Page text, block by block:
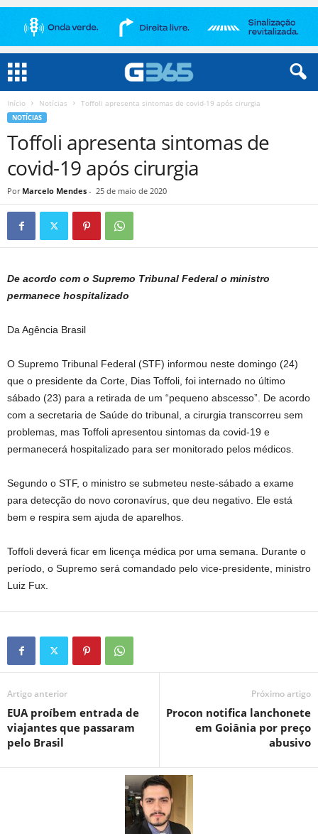
Início Notícias Toffoli apresenta sintomas de covid-19 após cirurgia
NOTÍCIAS
Toffoli apresenta sintomas de
covid-19 após cirurgia
Por Marcelo Mendes - 25 de maio de 2020
De acordo com o Supremo Tribunal Federal o ministro
permanece hospitalizado
Da Agência Brasil
O Supremo Tribunal Federal (STF) informou neste domingo (24)
que o presidente da Corte, Dias Toffoli, foi internado no último
sábado (23) para a retirada de um “pequeno abscesso”. De acordo
com a secretaria de Saúde do tribunal, a cirurgia transcorreu sem
problemas, mas Toffoli apresentou sintomas da covid-19 e
permanecerá hospitalizado para ser monitorado pelos médicos.
Segundo o STF, o ministro se submeteu neste-sábado a exame
para detecção do novo coronavírus, que deu negativo. Ele está
bem e respira sem ajuda de aparelhos.
Toffoli deverá ficar em licença médica por uma semana. Durante o
período, o Supremo será comandado pelo vice-presidente, ministro
Luiz Fux.
Artigo anterior
EUA proíbem entrada de
viajantes que passaram
pelo Brasil
Próximo artigo
Procon notifica lanchonete
em Goiânia por preço
abusivo